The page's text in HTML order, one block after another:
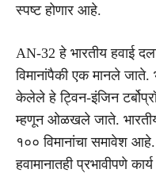
स्पष्ट होणार आहे.
AN-32 हे भारतीय हवाई
विमानांपैकी एक मानले
केलेले हे ट्विन-इंजिन
म्हणून ओळखले जाते. भारतीय
१०० विमानांचा समावेश
हवामानातही प्रभावीपणे